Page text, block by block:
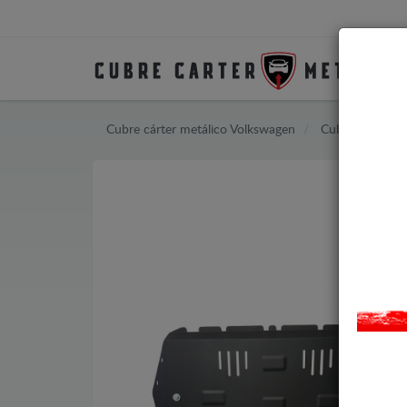
Cubre cárter metálico Volkswagen Cubre cárter